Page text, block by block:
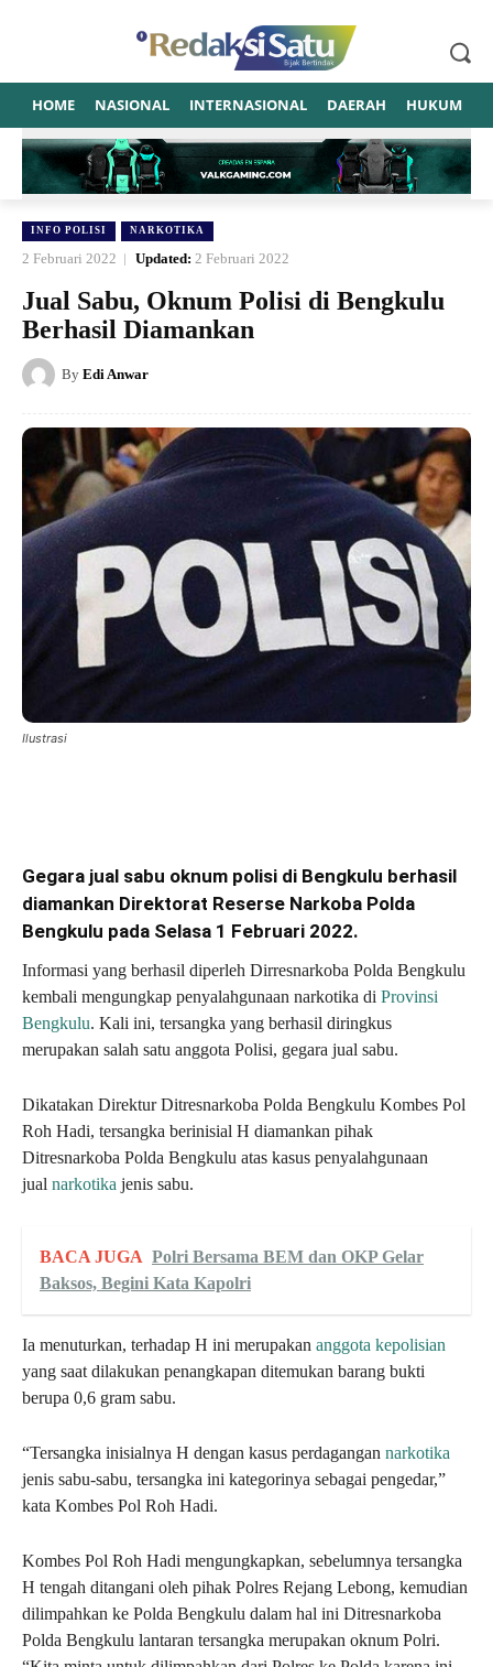
HOME NASIONAL INTERNASIONAL DAERAH HUKUM
INFO POLISI NARKOTIKA
2 Februari 2022 Updated: 2 Februari 2022
Jual Sabu, Oknum Polisi di Bengkulu
Berhasil Diamankan
By Edi Anwar
Ilustrasi
Gegara jual sabu oknum polisi di Bengkulu berhasil
diamankan Direktorat Reserse Narkoba Polda
Bengkulu pada Selasa 1 Februari 2022.
Informasi yang berhasil diperleh Dirresnarkoba Polda Bengkulu
kembali mengungkap penyalahgunaan narkotika di Provinsi
Bengkulu. Kali ini, tersangka yang berhasil diringkus
merupakan salah satu anggota Polisi, gegara jual sabu.
Dikatakan Direktur Ditresnarkoba Polda Bengkulu Kombes Pol
Roh Hadi, tersangka berinisial H diamankan pihak
Ditresnarkoba Polda Bengkulu atas kasus penyalahgunaan
jual narkotika jenis sabu.
BACA JUGA Polri Bersama BEM dan OKP Gelar
Baksos, Begini Kata Kapolri
Ia menuturkan, terhadap H ini merupakan anggota kepolisian
yang saat dilakukan penangkapan ditemukan barang bukti
berupa 0,6 gram sabu.
“Tersangka inisialnya H dengan kasus perdagangan narkotika
jenis sabu-sabu, tersangka ini kategorinya sebagai pengedar,”
kata Kombes Pol Roh Hadi.
Kombes Pol Roh Hadi mengungkapkan, sebelumnya tersangka
H tengah ditangani oleh pihak Polres Rejang Lebong, kemudian
dilimpahkan ke Polda Bengkulu dalam hal ini Ditresnarkoba
Polda Bengkulu lantaran tersangka merupakan oknum Polri.